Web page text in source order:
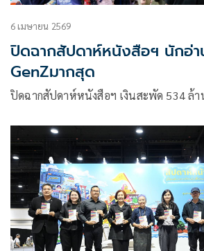
6 เมษายน 2569
ปิดฉากสัปดาห์หนังสือฯ นักอ่า
GenZมากสุด
ปิดฉากสัปดาห์หนังสือฯ เงินสะพัด 534 ล้